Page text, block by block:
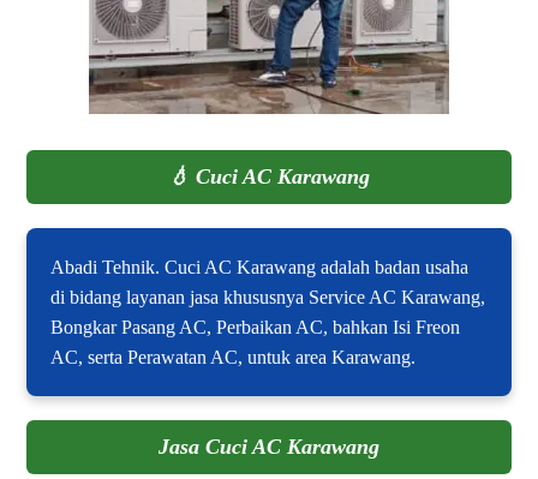
💧 Cuci AC Karawang
Abadi Tehnik. Cuci AC Karawang adalah badan usaha
di bidang layanan jasa khususnya Service AC Karawang,
Bongkar Pasang AC, Perbaikan AC, bahkan Isi Freon
AC, serta Perawatan AC, untuk area Karawang.
Jasa Cuci AC Karawang